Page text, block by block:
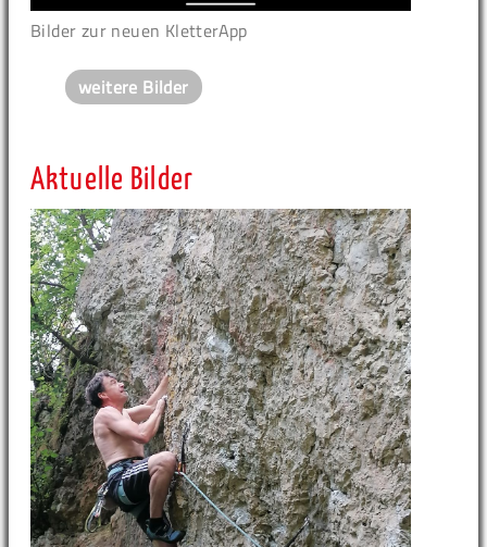
Bilder zur neuen KletterApp
weitere Bilder
Aktuelle Bilder